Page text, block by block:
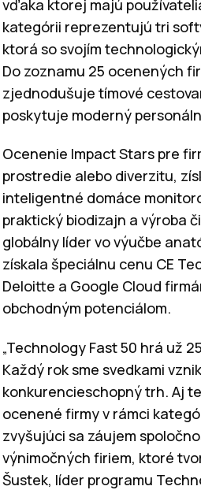
vďaka ktorej majú
kategórii reprezentujú tri
ktorá so svojím
Do zoznamu 25 ocenených
zjednodušuje tímové
poskytuje moderný
Ocenenie Impact Stars pre
prostredie alebo diverzitu,
inteligentné domáce
praktický biodizajn a výroba
globálny líder vo výučbe
získala špeciálnu cenu CE
Deloitte a Google Cloud
obchodným potenciálom.
„Technology Fast 50 hrá už
Každý rok sme svedkami
konkurencieschopný trh. Aj
ocenené firmy v rámci
zvyšujúci sa záujem
výnimočných firiem, ktoré
Šustek, líder programu